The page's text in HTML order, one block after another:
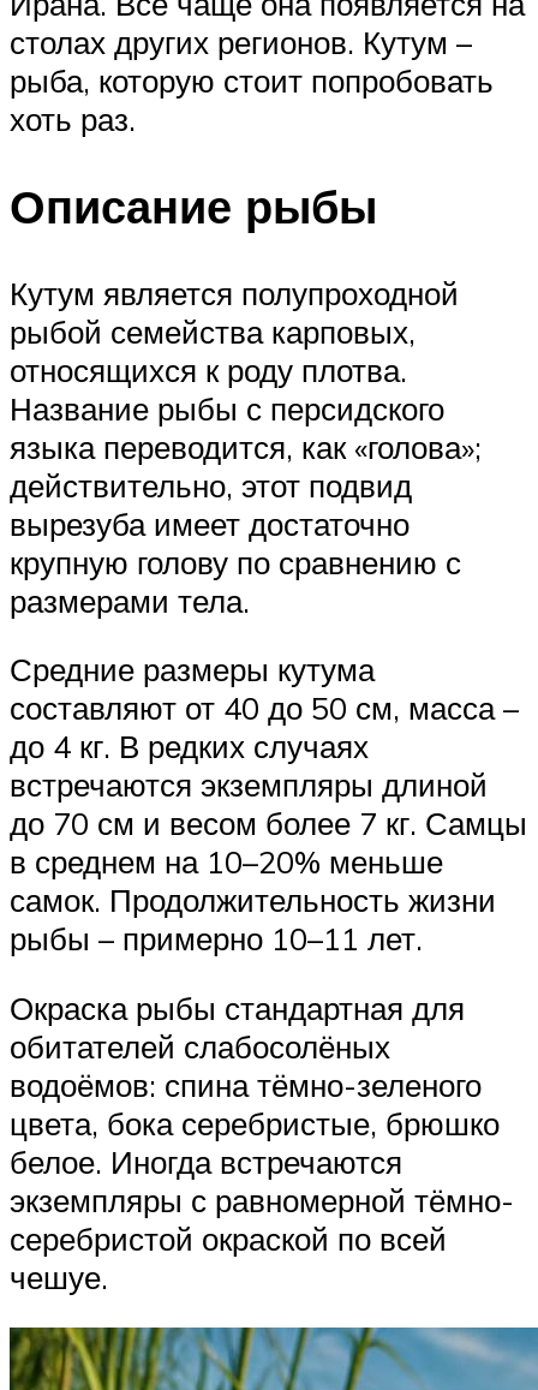
столах других регионов. Кутум –
рыба, которую стоит попробовать
хоть раз.
Описание рыбы
Кутум является полупроходной
рыбой семейства карповых,
относящихся к роду плотва.
Название рыбы с персидского
языка переводится, как «голова»;
действительно, этот подвид
вырезуба имеет достаточно
крупную голову по сравнению с
размерами тела.
Средние размеры кутума
составляют от 40 до 50 см, масса –
до 4 кг. В редких случаях
встречаются экземпляры длиной
до 70 см и весом более 7 кг. Самцы
в среднем на 10–20% меньше
самок. Продолжительность жизни
рыбы – примерно 10–11 лет.
Окраска рыбы стандартная для
обитателей слабосолёных
водоёмов: спина тёмно-зеленого
цвета, бока серебристые, брюшко
белое. Иногда встречаются
экземпляры с равномерной тёмно-
серебристой окраской по всей
чешуе.